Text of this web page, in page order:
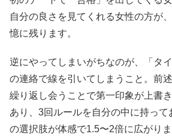
自分の良さを見てくれる女性の方が
憶に残ります。
逆にやってしまいがちなのが、「タ
の連絡で線を引いてしまうこと。前
繰り返し会うことで第一印象が上書
あり、3回ルールを自分の中に持って
の選択肢が体感で1.5〜2倍に広がり